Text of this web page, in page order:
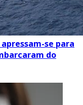
se para
do